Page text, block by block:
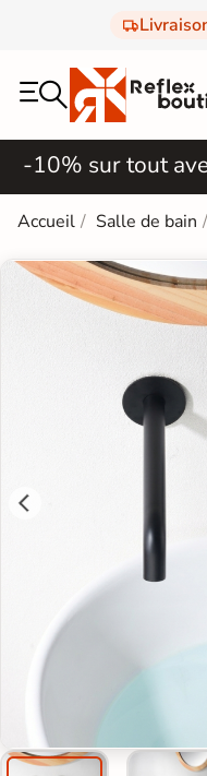
-10% sur tout
Accueil Salle de bain